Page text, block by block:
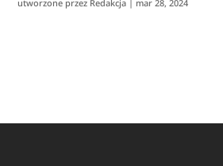
utworzone przez Redakcja | mar 28, 2024